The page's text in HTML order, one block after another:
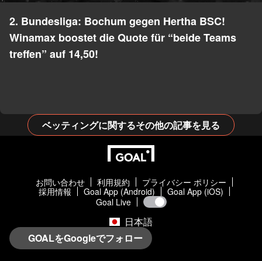
2. Bundesliga: Bochum gegen Hertha BSC!
Winamax boostet die Quote für “beide Teams
treffen” auf 14,50!
ベッティングに関するその他の記事を見る
お問い合わせ 利用規約
プライバシー ポリシー
採用情報
Goal App (Android)
Goal App (iOS)
Goal Live
日本語
GOALをGoogleでフォロー